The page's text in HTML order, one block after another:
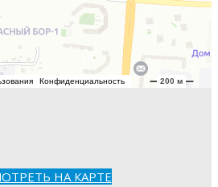
НА КАРТЕ